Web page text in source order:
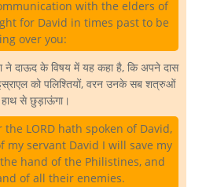
with the elders of
for David in times past to be
over you:
ने दाऊद के विषय में यह कहा है, कि अपने दास
को पलिश्तियों, वरन उनके सब शत्रुओं
से छुड़ाऊंगा।
LORD hath spoken of David,
my servant David I will save my
hand of the Philistines, and
of all their enemies.